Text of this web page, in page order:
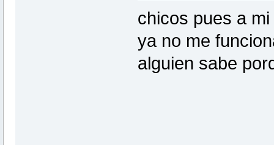
chicos pues a
ya no me
alguien sabe